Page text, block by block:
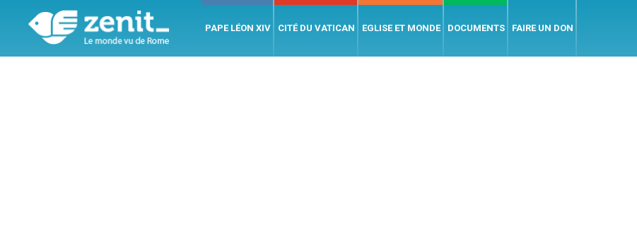
PAPE LÉON XIV CITÉ DU VATICAN EGLISE ET MONDE DOCUMENTS FAIRE UN DON